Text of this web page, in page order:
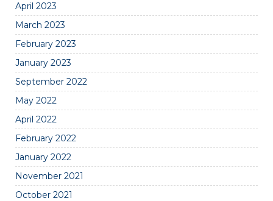
April 2023
March 2023
February 2023
January 2023
September 2022
May 2022
April 2022
February 2022
January 2022
November 2021
October 2021